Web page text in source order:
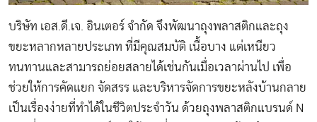
บริษัท เอส.ดี.เจ. อินเตอร์ จำกัด จึงพัฒนาถุงพลาสติกและถุง
ขยะหลากหลายประเภท ที่มีคุณสมบัติ เนื้อบาง แต่เหนียว
ทนทานและสามารถย่อยสลายได้เช่นกันเมื่อเวลาผ่านไป เพื่อ
ช่วยให้การคัดแยก จัดสรร และบริหารจัดการขยะหลังบ้านกลาย
เป็นเรื่องง่ายที่ทำได้ในชีวิตประจำวัน ด้วยถุงพลาสติกแบรนด์ N